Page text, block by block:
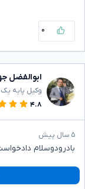
۰
ابوالفضل
وکیل پایه
۴.۸
۵ سال پیش
بادرودوسلام